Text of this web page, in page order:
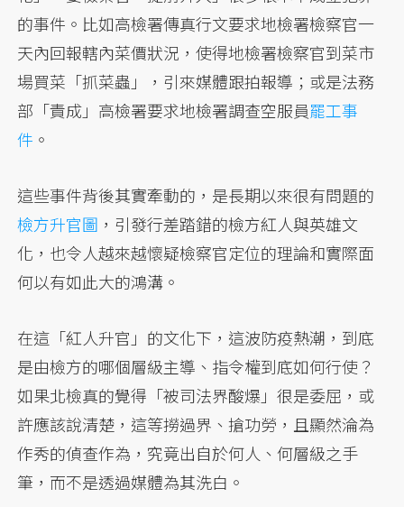
的事件。比如高檢署傳真行文要求地檢署檢察官一
天內回報轄內菜價狀況，使得地檢署檢察官到菜市
場買菜「抓菜蟲」，引來媒體跟拍報導；或是法務
部「責成」高檢署要求地檢署調查空服員罷工事
件 。
這些事件背後其實牽動的，是長期以來很有問題的
檢方升官圖 ，引發行差踏錯的檢方紅人與英雄文
化，也令人越來越懷疑檢察官定位的理論和實際面
何以有如此大的鴻溝。
在這「紅人升官」的文化下，這波防疫熱潮，到底
是由檢方的哪個層級主導、指令權到底如何行使？
如果北檢真的覺得「被司法界酸爆」很是委屈，或
許應該說清楚，這等撈過界、搶功勞，且顯然淪為
作秀的偵查作為，究竟出自於何人、何層級之手
筆，而不是透過媒體為其洗白。